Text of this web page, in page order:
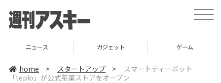
t
o
ニュース ガジェット ゲーム
home > スタートアップ >
スマートティーポット
「teplo」が公式茶葉ストアをオープン